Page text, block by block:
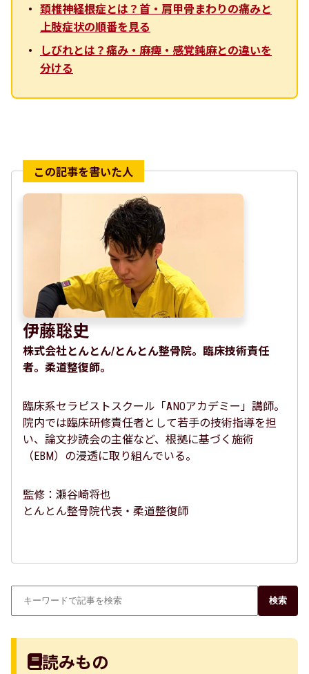
頚椎神経根症とは？首・肩甲骨まわりの痛みと
上肢症状の順番を見る
しびれとは？痛み・麻痺・感覚鈍麻との違いを
分ける
伊藤聡史
株式会社とんとん/とんとん整骨院。臨床技術責任
者。柔道整復師。
臨床系セラピストスクール「ANOアカデミー」講師。
院内では臨床研修責任者として若手の技術指導を担
い、論文抄読会の主催など、根拠に基づく施術
（EBM）の浸透に取り組んでいる。
監修：瀬谷崎将也
とんとん整骨院代表・柔道整復師
検索
読みもの